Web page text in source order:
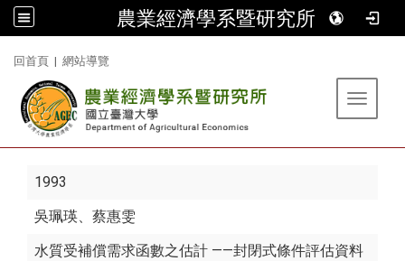
農業經濟學系暨研究所
回首頁 | 網站導覽
Toggle
1993
吳珮瑛、蔡惠雯
水質受補償需求函數之估計 ——封閉式條件評估資料